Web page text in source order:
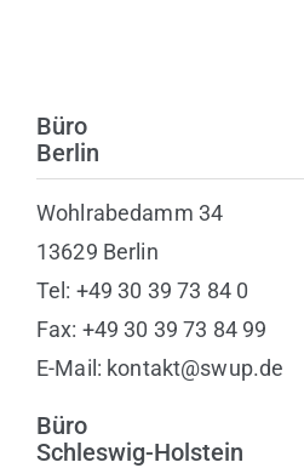
Büro
Berlin
Wohlrabedamm 34
13629 Berlin
Tel: +49 30 39 73 84 0
Fax: +49 30 39 73 84 99
E-Mail: kontakt@swup.de
Büro
Schleswig-Holstein